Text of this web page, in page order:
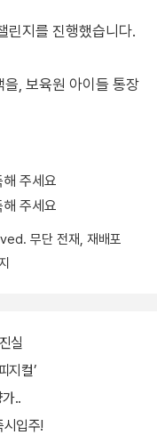
지를 진행했습니다.
, 보육원 아이들 통장
주세요
주세요
무단 전재, 재배포